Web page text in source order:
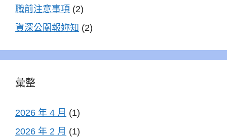
職前注意事項 (2)
資深公關報妳知 (2)
彙整
2026 年 4 月 (1)
2026 年 2 月 (1)